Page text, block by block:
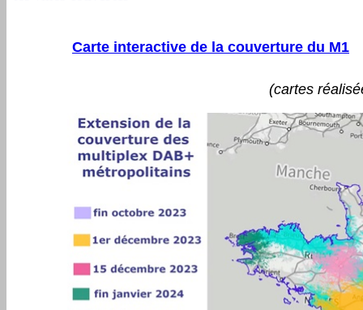
Carte interactive de la couverture du M1
(cartes